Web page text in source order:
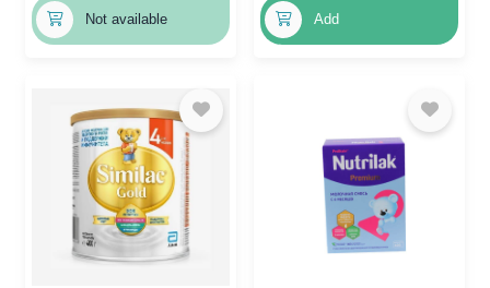
Not available Add